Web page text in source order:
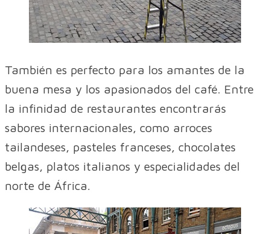
También es perfecto para los amantes de la
buena mesa y los apasionados del café. Entre
la infinidad de restaurantes encontrarás
sabores internacionales, como arroces
tailandeses, pasteles franceses, chocolates
belgas, platos italianos y especialidades del
norte de África.